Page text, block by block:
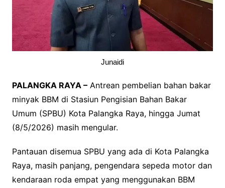
Junaidi
PALANGKA RAYA –Antrean pembelian bahan bakar
minyak BBM di Stasiun Pengisian Bahan Bakar
Umum (SPBU) Kota Palangka Raya, hingga Jumat
(8/5/2026) masih mengular.
Pantauan disemua SPBU yang ada di Kota Palangka
Raya, masih panjang, pengendara sepeda motor dan
kendaraan roda empat yang menggunakan BBM